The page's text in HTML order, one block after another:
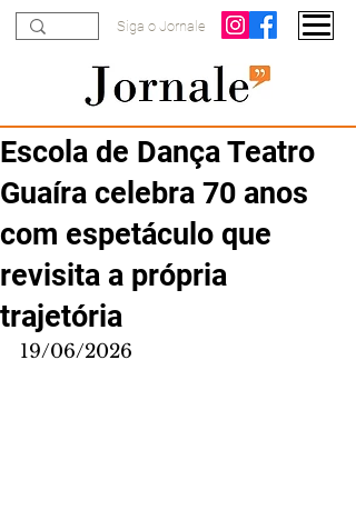
Siga o Jornale
Escola de Dança Teatro
Guaíra celebra 70 anos
com espetáculo que
revisita a própria
trajetória
19/06/2026